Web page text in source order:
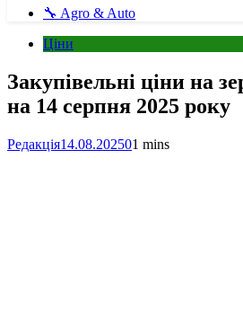
🔧 Agro & Auto
Ціни
Закупівельні ціни на
на 14 серпня 2025 року
Редакція14.08.202501 mins